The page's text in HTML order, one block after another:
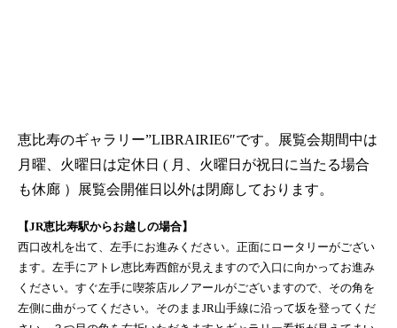
恵比寿のギャラリー”LIBRAIRIE6″です。展覧会期間中は
月曜、火曜日は定休日 ( 月、火曜日が祝日に当たる場合
も休廊 ）展覧会開催日以外は閉廊しております。
【JR恵比寿駅からお越しの場合】
西口改札を出て、左手にお進みください。正面にロータリーがござい
ます。左手にアトレ恵比寿西館が見えますので入口に向かってお進み
ください。すぐ左手に喫茶店ルノアールがございますので、その角を
左側に曲がってください。そのままJR山手線に沿って坂を登ってくだ